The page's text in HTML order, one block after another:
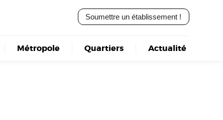
Soumettre un établissement !
Métropole Quartiers Actualité